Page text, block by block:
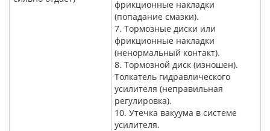
фрикционные накладки
(попадание смазки).
7. Тормозные диски или
фрикционные накладки
(ненормальный контакт).
8. Тормозной диск (изношен).
Толкатель гидравлического
усилителя (неправильная
регулировка).
10. Утечка вакуума в системе
усилителя.